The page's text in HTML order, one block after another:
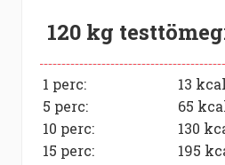
120 kg
1 perc: 13 kcal
5 perc:
65
10 perc:
130
15 perc:
195